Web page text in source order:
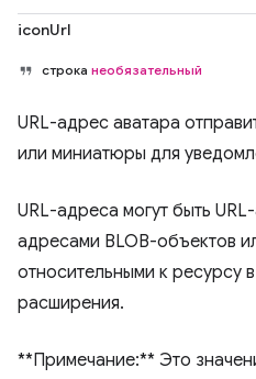
iconUrl
строка необязательный
URL-адрес аватара
или миниатюры для
URL-адреса могут быть
адресами BLOB-объектов
относительными к ресурсу
расширения.
**Примечание:** Это